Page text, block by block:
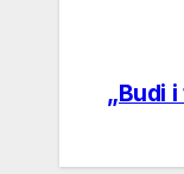
„Budi